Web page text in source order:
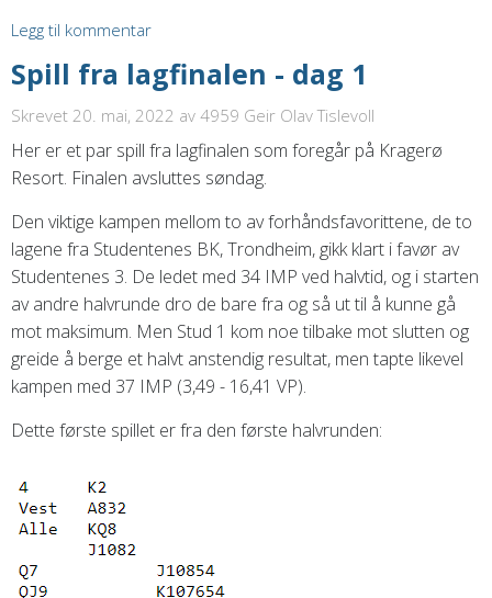
Legg til kommentar
Spill fra lagfinalen - dag 1
Skrevet 20. mai, 2022 av 4959 Geir Olav Tislevoll
Her er et par spill fra lagfinalen som foregår på Kragerø
Resort. Finalen avsluttes søndag.
Den viktige kampen mellom to av forhåndsfavorittene, de to
lagene fra Studentenes BK, Trondheim, gikk klart i favør av
Studentenes 3. De ledet med 34 IMP ved halvtid, og i starten
av andre halvrunde dro de bare fra og så ut til å kunne gå
mot maksimum. Men Stud 1 kom noe tilbake mot slutten og
greide å berge et halvt anstendig resultat, men tapte likevel
kampen med 37 IMP (3,49 - 16,41 VP).
Dette første spillet er fra den første halvrunden: